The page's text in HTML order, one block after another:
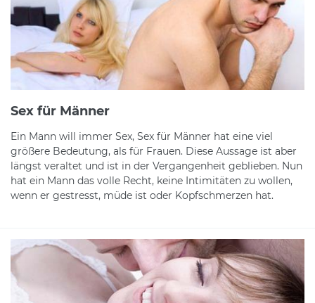
Sex für Männer
Ein Mann will immer Sex, Sex für Männer hat eine viel
größere Bedeutung, als für Frauen. Diese Aussage ist aber
längst veraltet und ist in der Vergangenheit geblieben. Nun
hat ein Mann das volle Recht, keine Intimitäten zu wollen,
wenn er gestresst, müde ist oder Kopfschmerzen hat.